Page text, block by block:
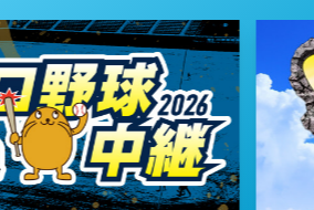
2026年01月17日 放送
1月17日【札幌 噂の新店ラーメン】